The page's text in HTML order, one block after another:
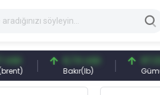
6,74 USD
Bakır(lb)
97,32 USD
Gümüş(ons)